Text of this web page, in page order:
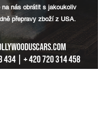
na nás obrátit s jakoukoliv
přepravy zboží z USA.
434 | + 420 720 314 458